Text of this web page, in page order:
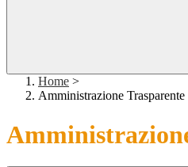
Home >
Amministrazione Trasparente